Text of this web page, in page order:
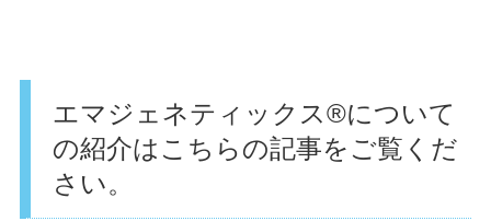
エマジェネティックス®️について
の紹介はこちらの記事をご覧くだ
さい。